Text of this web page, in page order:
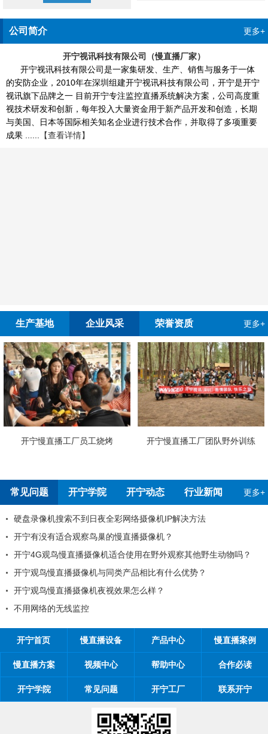
公司简介 更多+
开宁视讯科技有限公司（慢直播厂家）
开宁视讯科技有限公司是一家集研发、生产、销售与服务于一体
的安防企业，2010年在深圳组建开宁视讯科技有限公司，开宁是开宁
视讯旗下品牌之一 目前开宁专注监控直播系统解决方案，公司高度重
视技术研发和创新，每年投入大量资金用于新产品开发和创造，长期
与美国、日本等国际相关知名企业进行技术合作，并取得了多项重要
成果 ......
【查看详情】
生产基地 企业风采 荣誉资质 更多+
慢直播工厂员工烧烤
开宁慢直播工厂团队野外训练
常见问题 开宁学院 开宁动态 行业新闻 更多+
像机搜索不到日夜全彩网络摄像机IP解决方法
没有适合观察鸟巢的慢直播摄像机？
观鸟慢直播摄像机适合使用在野外观察其他野生动物吗？
鸟慢直播摄像机与同类产品相比有什么优势？
鸟慢直播摄像机夜视效果怎么样？
络的无线监控
开宁首页 慢直播设备 产品中心 慢直播案例
慢直播方案 视频中心 帮助中心 合作必读
开宁学院 常见问题 开宁工厂 联系开宁